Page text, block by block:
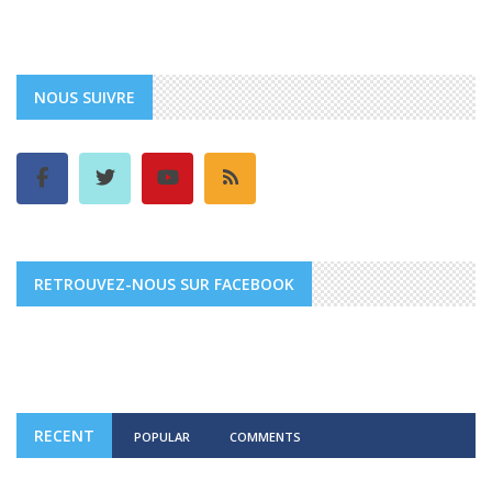
NOUS SUIVRE
RETROUVEZ-NOUS SUR FACEBOOK
RECENT POPULAR COMMENTS